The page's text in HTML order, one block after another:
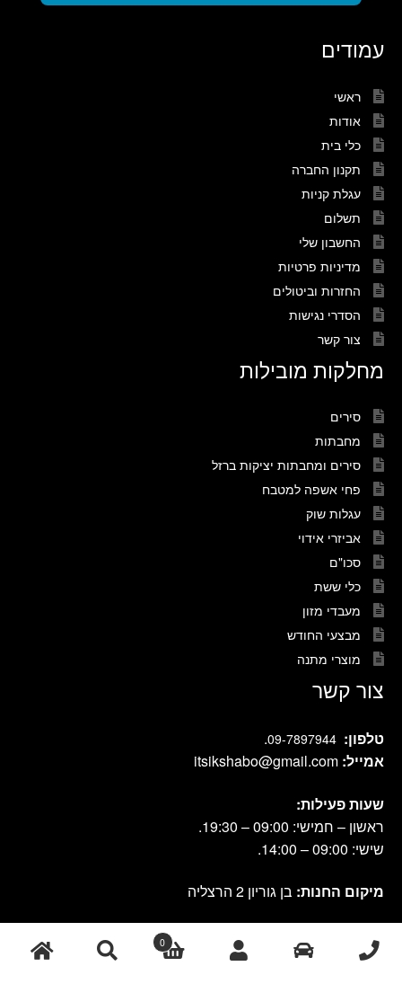
עמודים
ראשי
אודות
כלי בית
תקנון החברה
עגלת קניות
תשלום
החשבון שלי
מדיניות פרטיות
החזרות וביטולים
הסדרי נגישות
צור קשר
מחלקות מובילות
סירים
מחבתות
סירים ומחבתות יציקות ברזל
פחי אשפה למטבח
עגלות שוק
אביזרי אידוי
סכו"ם
כלי ששת
מעבדי מזון
מבצעי החודש
מוצרי מתנה
צור קשר
טלפון: 09-7897944
.
אמייל: itsikshabo@gmail.com
שעות פעילות:
ראשון – חמישי: 09:00 – 19:30.
שישי: 09:00 – 14:00.
מיקום החנות: בן גוריון 2 הרצליה
cook shop 2021 © אתר זה נבנה ועוצב על-ידי |אחסון
0